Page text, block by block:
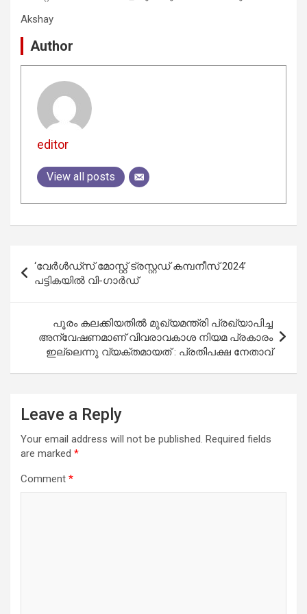
Akshay
Author
editor
View all posts
navigation
‘വേര്‍ള്‍ഡ്സ് മോസ്റ്റ് ട്രസ്റ്റഡ് കമ്പനീസ് 2024’
പട്ടികയില്‍ വി-ഗാര്‍ഡ്
പൂരം കലക്കിയതില്‍ മുഖ്യമന്ത്രി പ്രഖ്യാപിച്ച
അന്വേഷണമാണ് വിവരാവകാശ നിയമ പ്രകാരം
ഇല്ലെന്നു വ്യക്തമായത് : പ്രതിപക്ഷ നേതാവ്
Leave a Reply
Your email address will not be published. Required fields
are marked *
Comment *